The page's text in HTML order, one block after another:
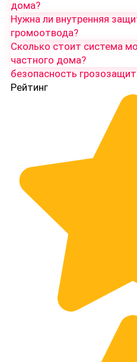
дома?
Нужна ли внутренняя
громоотвода?
Сколько стоит система
частного дома?
безопасность
Рейтинг